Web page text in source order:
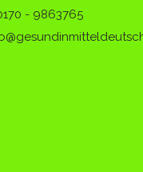
- 9863765